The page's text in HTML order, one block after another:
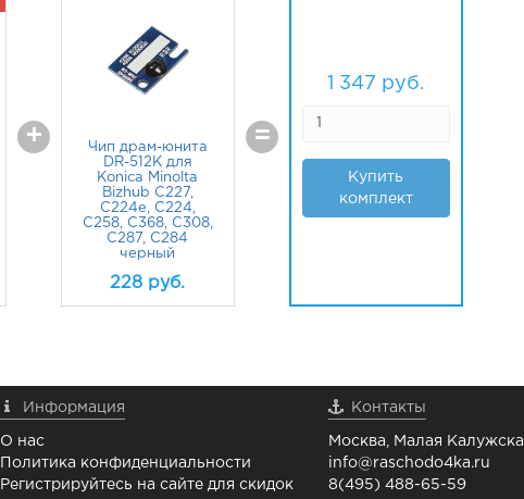
+
Чип драм-юнита
DR-512K для
Konica Minolta
Bizhub C227,
C224e, C224,
C258, C368, C308,
C287, C284
черный
228 руб.
=
1 347 руб.
Купить
комплект
Информация
О нас
Политика конфиденциальности
Регистрируйтесь на сайте для скидок
Контакты
Москва, Малая
info@raschodo4ka.ru
8(495) 488-65-59